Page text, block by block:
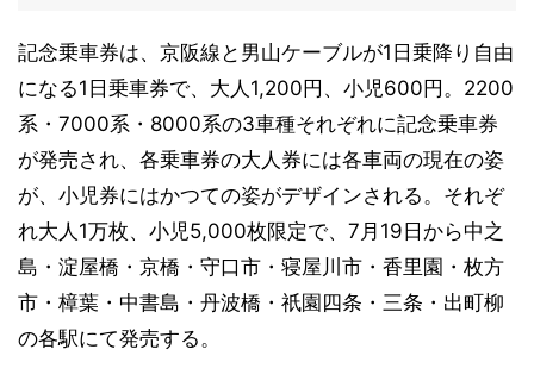
記念乗車券は、京阪線と男山ケーブルが1日乗降り自由
になる1日乗車券で、大人1,200円、小児600円。2200
系・7000系・8000系の3車種それぞれに記念乗車券
が発売され、各乗車券の大人券には各車両の現在の姿
が、小児券にはかつての姿がデザインされる。それぞ
れ大人1万枚、小児5,000枚限定で、7月19日から中之
島・淀屋橋・京橋・守口市・寝屋川市・香里園・枚方
市・樟葉・中書島・丹波橋・祇園四条・三条・出町柳
の各駅にて発売する。